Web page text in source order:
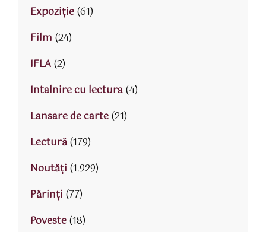
Expoziție (61)
Film (24)
IFLA (2)
Intalnire cu lectura (4)
Lansare de carte (21)
Lectură (179)
Noutăți (1.929)
Părinţi (77)
Poveste (18)